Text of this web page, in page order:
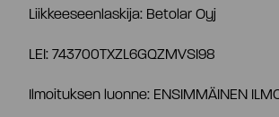
Strategia ja tavoitteet
Tuottolaskuri
Tiivistelmä
Liikkeeseenlaskija: Betolar Oyj
LEI: 743700TXZL6GQZMVSI98
Ilmoituksen luonne: ENSIMMÄINEN